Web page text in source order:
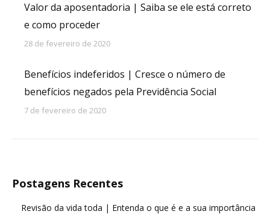
Valor da aposentadoria | Saiba se ele está correto
e como proceder
28 de fevereiro de 2020
Benefícios indeferidos | Cresce o número de
benefícios negados pela Previdência Social
7 de fevereiro de 2020
Postagens Recentes
Revisão da vida toda | Entenda o que é e a sua importância